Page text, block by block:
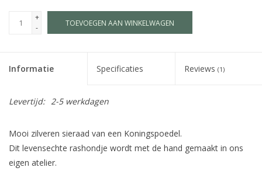
+
-
TOEVOEGEN AAN WINKELWAGEN
Informatie Specificaties Reviews (1)
Levertijd: 2-5 werkdagen
Mooi zilveren sieraad van een Koningspoedel.
Dit levensechte rashondje wordt met de hand gemaakt in ons
eigen atelier.